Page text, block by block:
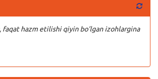
faqat hazm etilishi qiyin bo’lgan izohlargina